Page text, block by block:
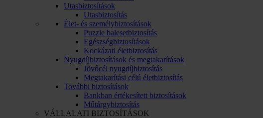
Utasbiztosítások
Utasbiztosítás
Élet- és személybiztosítások
Puzzle balesetbiztosítás
Egészségbiztosítások
Kockázati életbiztosítás
Nyugdíjbiztosítások és megtakarítások
Jövőcél nyugdíjbiztosítás
Megtakarítási célú életbiztosítás
További biztosítások
Bankban értékesített biztosítások
Műtárgybiztosítás
VÁLLALATI BIZTOSÍTÁSOK